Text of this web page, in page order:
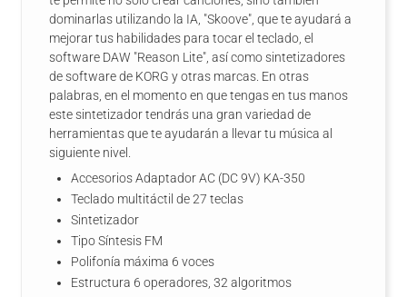
dominarlas utilizando la IA, "Skoove", que te ayudará a
mejorar tus habilidades para tocar el teclado, el
software DAW "Reason Lite", así como sintetizadores
de software de KORG y otras marcas. En otras
palabras, en el momento en que tengas en tus manos
este sintetizador tendrás una gran variedad de
herramientas que te ayudarán a llevar tu música al
siguiente nivel.
Accesorios Adaptador AC (DC 9V) KA-350
Teclado multitáctil de 27 teclas
Sintetizador
Tipo Síntesis FM
Polifonía máxima 6 voces
Estructura 6 operadores, 32 algoritmos